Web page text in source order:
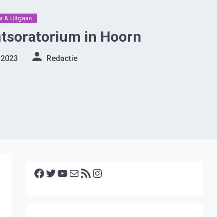
& Uitgaan
in Hoorn
Redactie
Facebook Twitter YouTube E-mail RSS feed